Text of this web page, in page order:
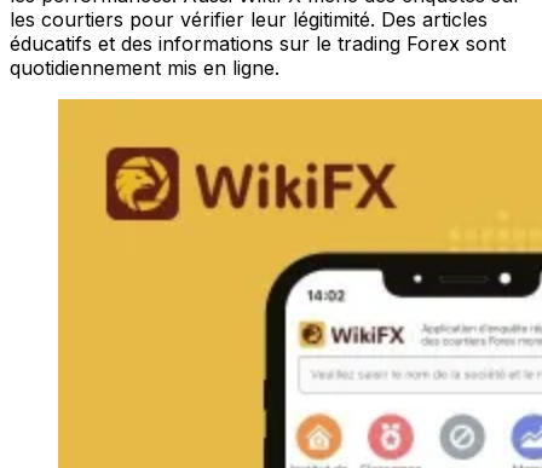
les courtiers pour vérifier leur légitimité. Des articles
éducatifs et des informations sur le trading Forex sont
quotidiennement mis en ligne.